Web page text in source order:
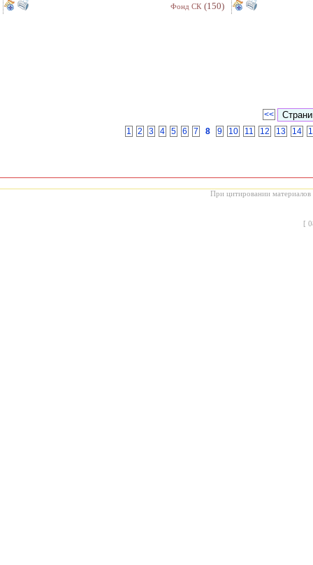
Фонд СК (150)
<<
1
2 3 4 5 6 7 8 9 10 11 12 13 14
При цитировании материалов
[